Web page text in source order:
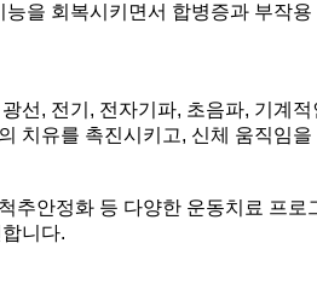
을 회복시키면서 합병증과 부작
선, 전기, 전자기파, 초음파, 기계
치유를 촉진시키고, 신체 움직임
추안정화 등 다양한 운동치료 프로
니다.